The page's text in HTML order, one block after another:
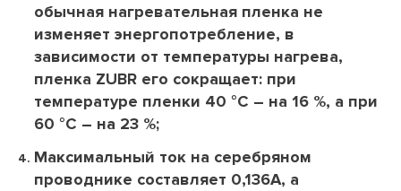
обычная нагревательная пленка не
изменяет энергопотребление, в
зависимости от температуры нагрева,
пленка ZUBR его сокращает: при
температуре пленки 40 °С – на 16 %, а при
60 °С – на 23 %;
Максимальный ток на серебряном
проводнике составляет 0,136А, а